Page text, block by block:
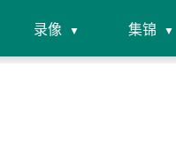
录像 集锦